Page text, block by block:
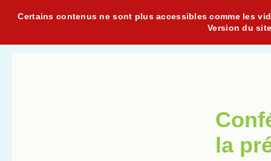
Certains contenus ne sont plus accessibles comme les
Version du
la